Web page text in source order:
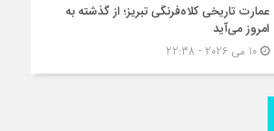
عمارت تاریخی کلاه‌فرنگی تبریز؛ از گذشته به
امروز می‌آید
10 می 2026 - 22:38